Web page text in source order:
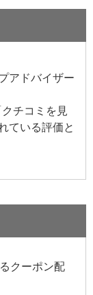
アドバイザー
チコミを見
ている評価と
クーポン配